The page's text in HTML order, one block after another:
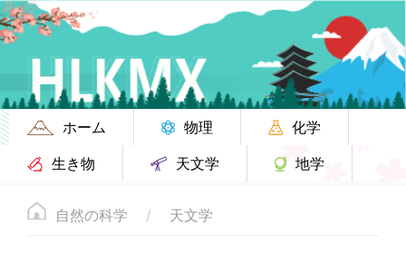
ホーム 物理
化学
生き物
天文学 地学
自然の科学 天文学